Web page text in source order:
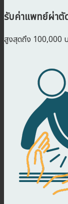
รับค่าแพทย์ผ่าตั
สูงสุดถึง 100,000